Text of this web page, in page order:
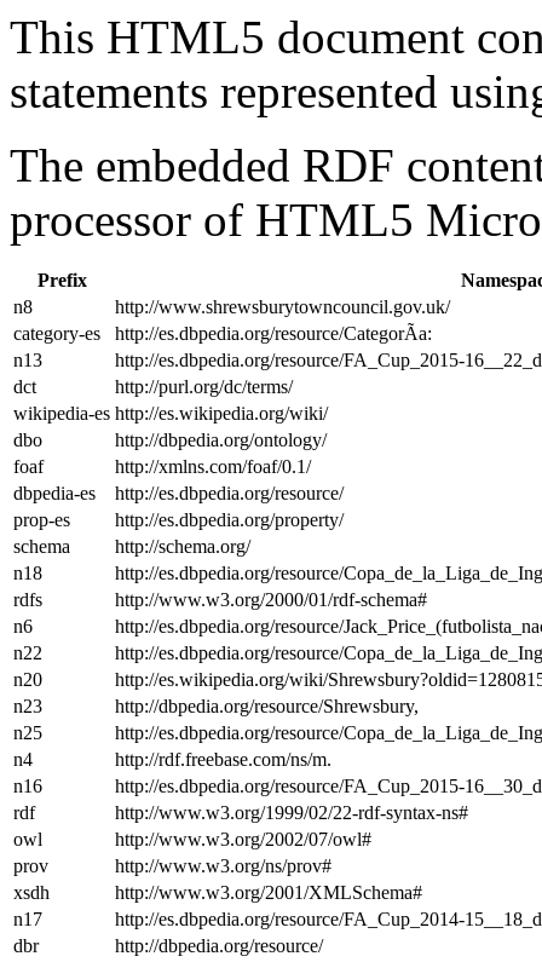
This HTML5 document
statements represented
The embedded RDF
processor of HTML5
Prefix
n8
http://www.shrewsburytowncouncil.gov.uk/
category-es
http://es.dbpedia.org/resource/CategorÃ­a:
n13
http://es.dbpedia.org/resource/FA_Cup_2015-
dct
http://purl.org/dc/terms/
wikipedia-es http://es.wikipedia.org/wiki/
dbo
http://dbpedia.org/ontology/
foaf
http://xmlns.com/foaf/0.1/
dbpedia-es
http://es.dbpedia.org/resource/
prop-es
http://es.dbpedia.org/property/
schema
http://schema.org/
n18
http://es.dbpedia.org/resource/
rdfs
http://www.w3.org/2000/01/rdf-schema#
n6
http://es.dbpedia.org/resource/
n22
http://es.dbpedia.org/resource/
n20
http://es.wikipedia.org/wiki/
n23
http://dbpedia.org/resource/Shrewsbury,
n25
http://es.dbpedia.org/resource/
n4
http://rdf.freebase.com/ns/m.
n16
http://es.dbpedia.org/resource/FA_Cup_2015-
rdf
http://www.w3.org/1999/02/22-rdf-syntax-ns#
owl
http://www.w3.org/2002/07/owl#
prov
http://www.w3.org/ns/prov#
xsdh
http://www.w3.org/2001/XMLSchema#
n17
http://es.dbpedia.org/resource/FA_Cup_2014-
dbr
http://dbpedia.org/resource/